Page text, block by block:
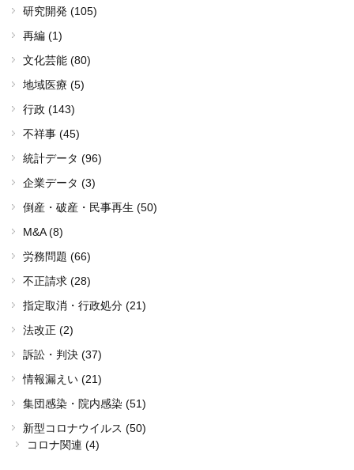
研究開発 (105)
再編 (1)
文化芸能 (80)
地域医療 (5)
行政 (143)
不祥事 (45)
統計データ (96)
企業データ (3)
倒産・破産・民事再生 (50)
M&A (8)
労務問題 (66)
不正請求 (28)
指定取消・行政処分 (21)
法改正 (2)
訴訟・判決 (37)
情報漏えい (21)
集団感染・院内感染 (51)
新型コロナウイルス (50)
コロナ関連 (4)